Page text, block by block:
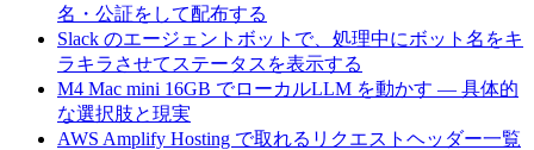
名・公証をして配布する
Slack のエージェントボットで、処理中にボット名をキ
ラキラさせてステータスを表示する
M4 Mac mini 16GB でローカルLLM を動かす — 具体的
な選択肢と現実
AWS Amplify Hosting で取れるリクエストヘッダー一覧